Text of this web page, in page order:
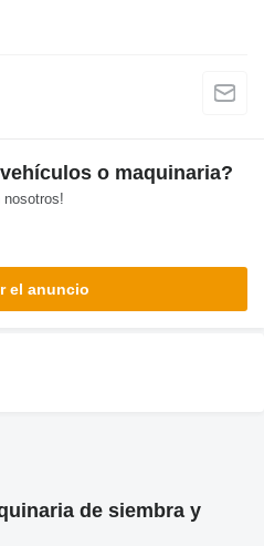
o maquinaria?
nosotros!
el anuncio
de siembra y